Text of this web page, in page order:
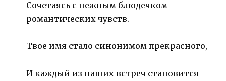
Сочетаясь с нежным блюдечком
романтических чувств.
Твое имя стало синонимом прекрасного,
И каждый из наших встреч становится